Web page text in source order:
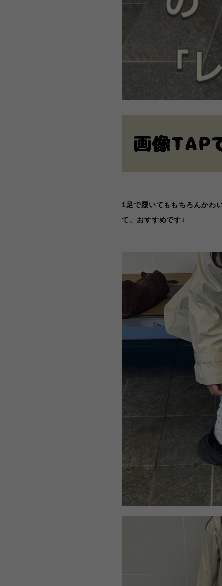
1足で履いてももちろんかわ
て、おすすめです♩